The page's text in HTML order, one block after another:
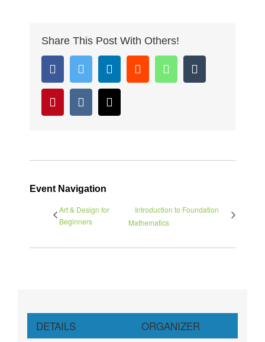
Share This Post With Others!
facebooktwitter linkedinreddit whatsapp
pinterest
Event Navigation
Art & Design for
Beginners
Introduction to Foundation
Mathematics
DETAILS ORGANIZER